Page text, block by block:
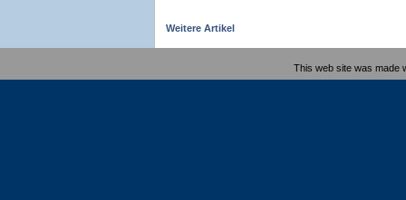
Weitere Artikel
This web site was made